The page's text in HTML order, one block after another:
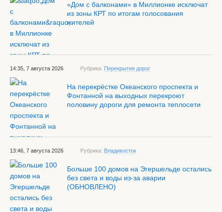
«Дом с балконами» в Миллионке исключат
из зоны КРТ по итогам голосования
жителей
14:35, 7 августа 2026 Рубрика: Перекрытия дорог
На перекрёстке Океанского проспекта и
Фонтанной на выходных перекроют
половину дороги для ремонта теплосети
13:46, 7 августа 2026 Рубрика: Владивосток
Больше 100 домов на Эгершельде остались
без света и воды из-за аварии
(ОБНОВЛЕНО)